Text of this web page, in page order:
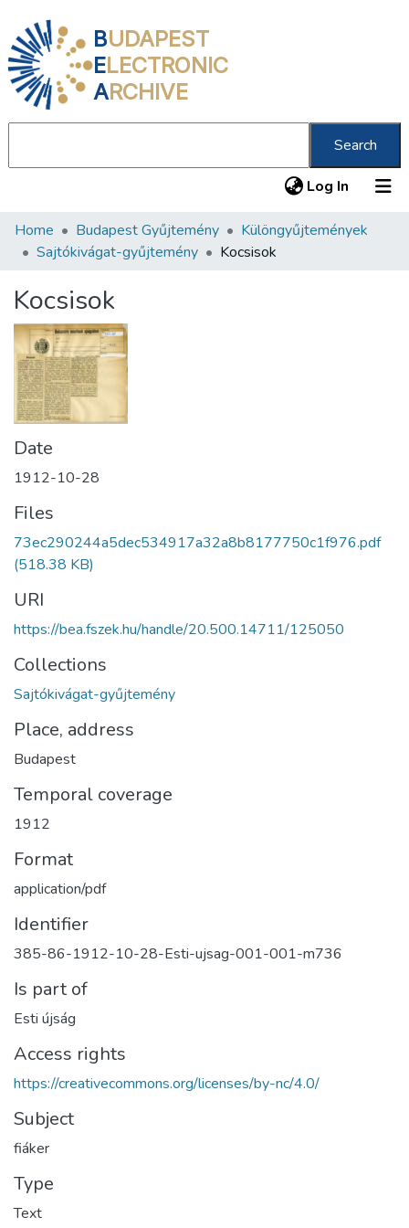
BUDAPEST
ELECTRONIC
ARCHIVE
Search
Log In (current)
Communities & Collections
Statistics
About us
Home Budapest Gyűjtemény
Különgyűjtemények
Sajtókivágat-gyűjtemény
Kocsisok
Kocsisok
Date
1912-10-28
Files
73ec290244a5dec534917a32a8b8177750c1f976.pdf
(518.38 KB)
URI
https://bea.fszek.hu/handle/20.500.14711/125050
Collections
Sajtókivágat-gyűjtemény
Place, address
Budapest
Temporal coverage
1912
Format
application/pdf
Identifier
385-86-1912-10-28-Esti-ujsag-001-001-m736
Is part of
Esti újság
Access rights
https://creativecommons.org/licenses/by-nc/4.0/
Subject
fiáker
Type
Text